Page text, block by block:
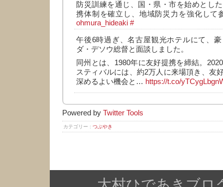
防災訓練を通じ、国・県・市を始めとし
携体制を確立し、地域防災力を強化して
ohmura_hideaki #
午後6時過ぎ、名古屋観光ホテルにて、
ダ・デソウ総督と面談しました。
同州とは、1980年に友好提携を締結。
スティバルには、約2万人に来場頂き、友
深めるよい機会と… https://t.co/
Powered by Twitter Tools
カテゴリー : つぶやき